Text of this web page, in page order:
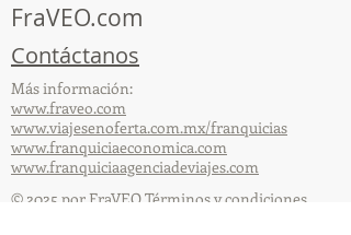
FraVEO.com
Contáctanos
Más información:
www.fraveo.com
www.viajesenoferta.com.mx/franquicias
www.franquiciaeconomica.com
www.franquiciaagenciadeviajes.com
© 2025 por FraVEO Términos y condiciones